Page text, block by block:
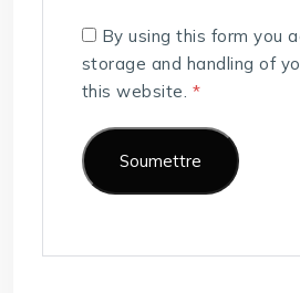
By using this form you
storage and handling of
this website. *